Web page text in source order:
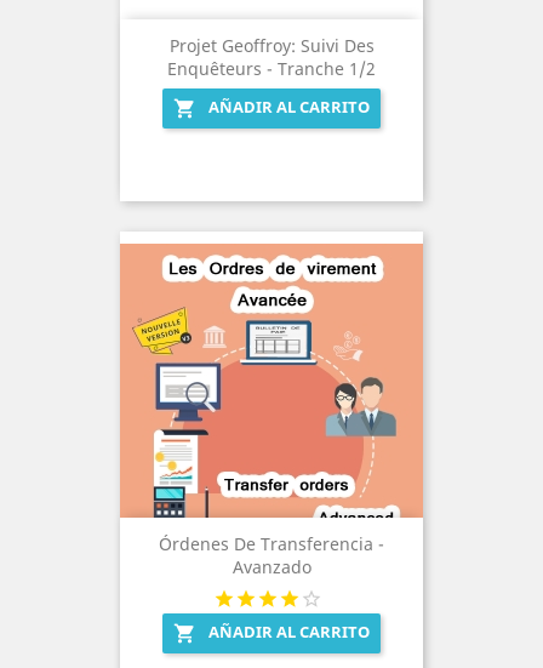
Projet Geoffroy: Suivi Des
Enquêteurs - Tranche 1/2

AÑADIR AL CARRITO
Órdenes De Transferencia -
Avanzado
 AÑADIR AL CARRITO